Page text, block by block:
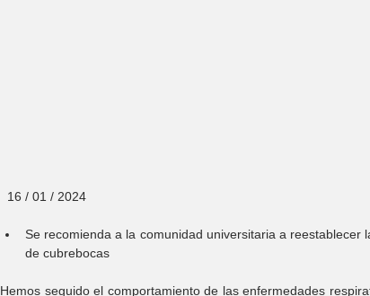
  16 / 01 / 2024
Se recomienda a la comunidad universitaria a reestablecer
de cubrebocas
Hemos seguido el comportamiento de las enfermedades